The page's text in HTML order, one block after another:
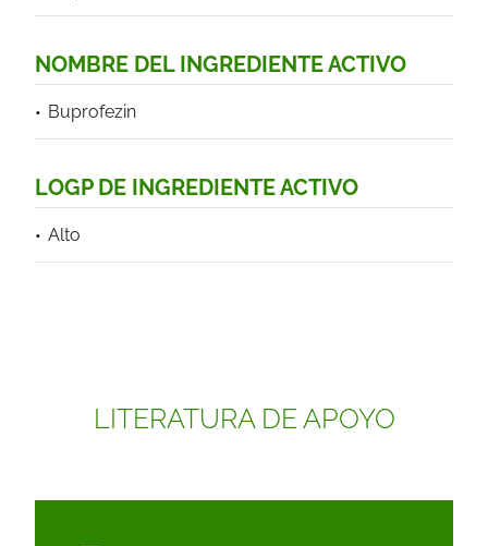
NOMBRE DEL INGREDIENTE ACTIVO
Buprofezin
LOGP DE INGREDIENTE ACTIVO
Alto
LITERATURA DE APOYO